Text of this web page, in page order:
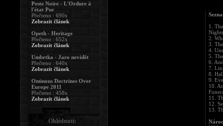
1.
2.
3.
4.
5.
6.
7.
8.
9.
10.
11.
12.
13.
Peste Noire - L'Ordure à
l'état Pur
Přečteno : 690x
Zobrazit článek
Opeth - Heritage
Přečteno : 652x
Zobrazit článek
Umbrtka - Jaro nevidět
Přečteno : 640x
Zobrazit článek
Ominous Doctrines Over
Europe 2011
Přečteno : 458x
Zobrazit článek
Ohlédnutí: